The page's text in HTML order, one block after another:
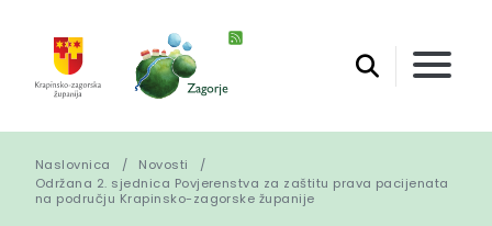
Naslovnica
Novosti
Održana 2. sjednica Povjerenstva za zaštitu prava pacijenata
na području Krapinsko-zagorske županije